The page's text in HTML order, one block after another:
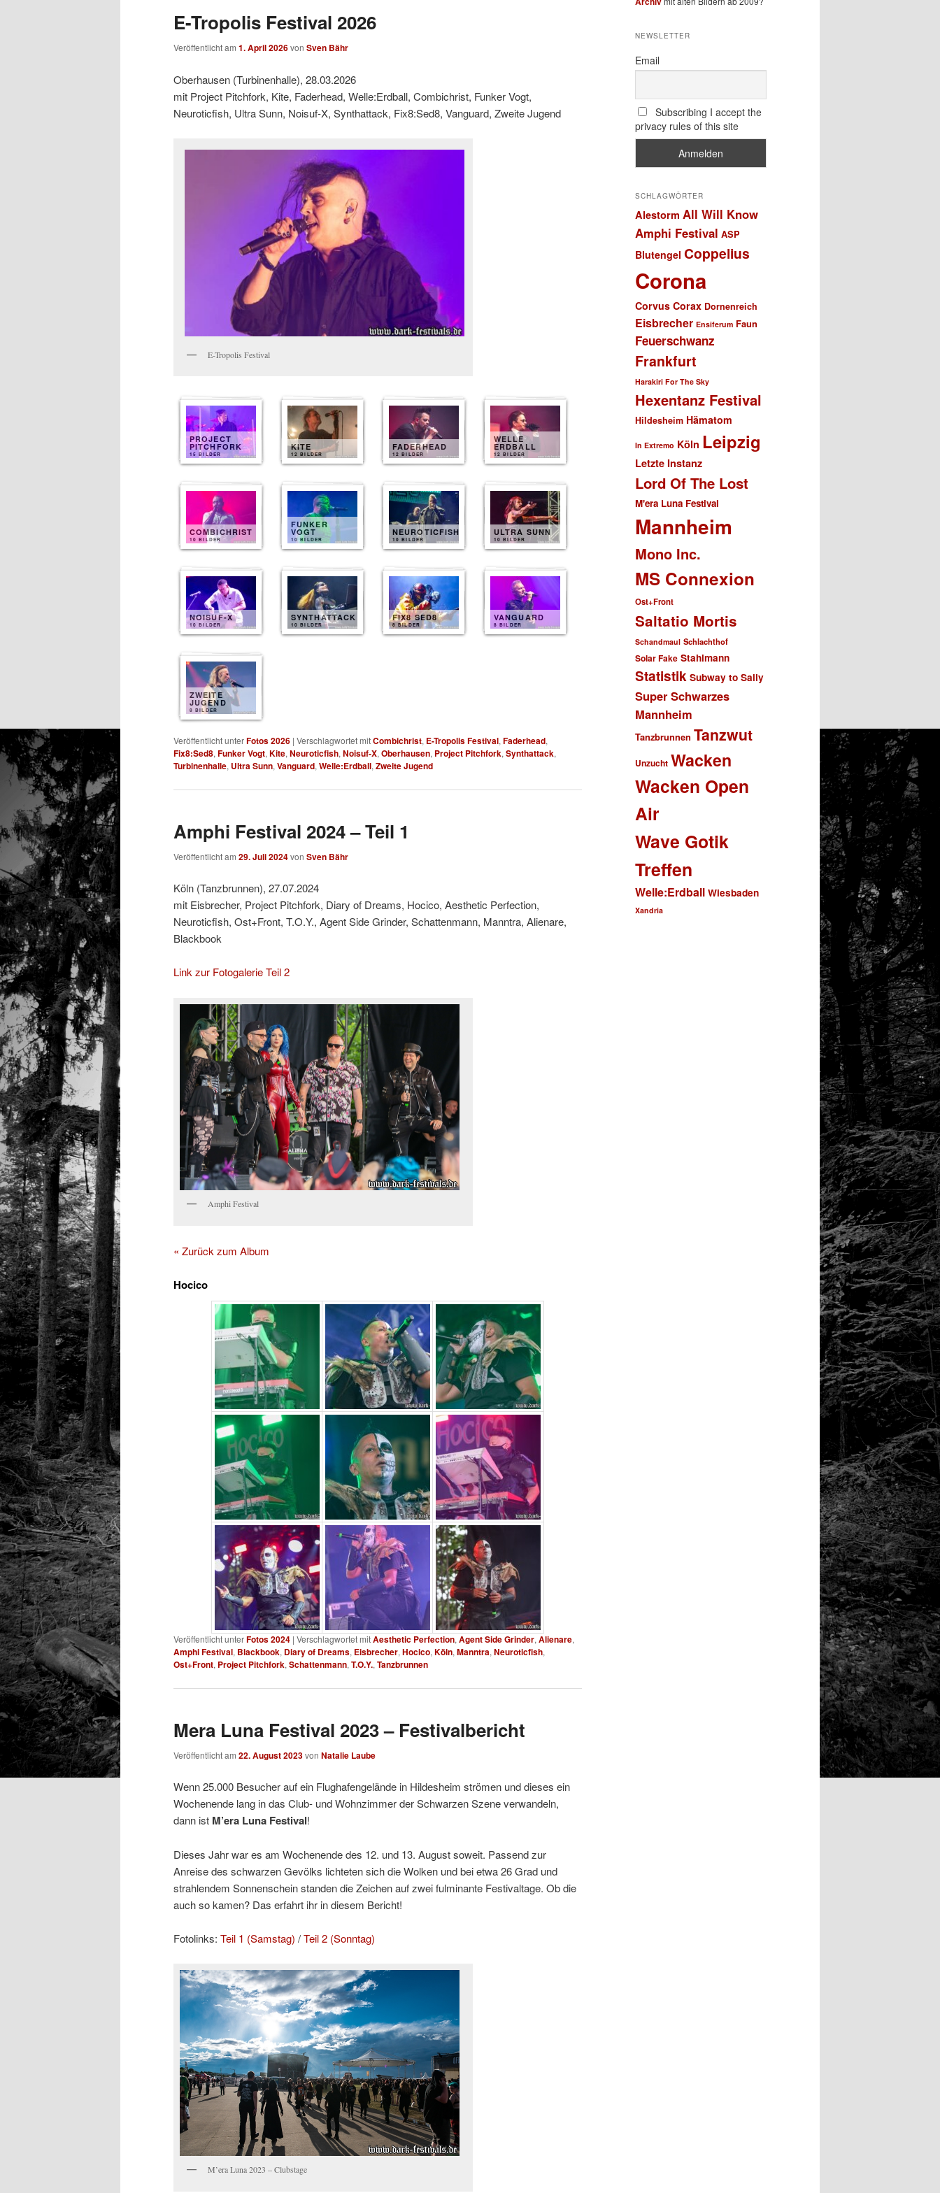
E-Tropolis Festival 2026
Veröffentlicht am 1. April 2026von Sven Bähr
Oberhausen (Turbinenhalle), 28.03.2026
mit Project Pitchfork, Kite, Faderhead, Welle:Erdball, Combichrist, Funker Vogt,
Neuroticfish, Ultra Sunn, Noisuf-X, Synthattack, Fix8:Sed8, Vanguard, Zweite Jugend
E-Tropolis Festival
PROJECT
PITCHFORK
15 BILDER
KITE
12 BILDER
FADERHEAD
12 BILDER
WELLE
ERDBALL
12 BILDER
COMBICHRIST
10 BILDER
FUNKER
VOGT
10 BILDER
NEUROTICFISH
10 BILDER
ULTRA SUNN
10 BILDER
NOISUF-X
10 BILDER
SYNTHATTACK
10 BILDER
FIX8 SED8
8 BILDER
VANGUARD
8 BILDER
ZWEITE
JUGEND
8 BILDER
Veröffentlicht unterFotos 2026 | Verschlagwortet mitCombichrist, E-Tropolis Festival, Faderhead,
Fix8:Sed8, Funker Vogt, Kite, Neuroticfish, Noisuf-X, Oberhausen, Project Pitchfork, Synthattack,
Turbinenhalle, Ultra Sunn, Vanguard, Welle:Erdball, Zweite Jugend
Amphi Festival 2024 – Teil 1
Veröffentlicht am 29. Juli 2024von Sven Bähr
Köln (Tanzbrunnen), 27.07.2024
mit Eisbrecher, Project Pitchfork, Diary of Dreams, Hocico, Aesthetic Perfection,
Neuroticfish, Ost+Front, T.O.Y., Agent Side Grinder, Schattenmann, Manntra, Alienare,
Blackbook
Link zur Fotogalerie Teil 2
Amphi Festival
« Zurück zum Album
Hocico
Veröffentlicht unterFotos 2024 | Verschlagwortet mitAesthetic Perfection,Agent Side Grinder,Alienare,
Amphi Festival, Blackbook, Diary of Dreams, Eisbrecher,Hocico,Köln,Manntra,Neuroticfish,
Ost+Front, Project Pitchfork,Schattenmann,T.O.Y.,Tanzbrunnen
Mera Luna Festival 2023 – Festivalbericht
Veröffentlicht am 22. August 2023von Natalie Laube
Wenn 25.000 Besucher auf ein Flughafengelände in Hildesheim strömen und dieses ein
Wochenende lang in das Club- und Wohnzimmer der Schwarzen Szene verwandeln,
dann ist M’era Luna Festival!
Dieses Jahr war es am Wochenende des 12. und 13. August soweit. Passend zur
Anreise des schwarzen Gevölks lichteten sich die Wolken und bei etwa 26 Grad und
strahlendem Sonnenschein standen die Zeichen auf zwei fulminante Festivaltage. Ob die
auch so kamen? Das erfahrt ihr in diesem Bericht!
Fotolinks: Teil 1 (Samstag) /Teil 2 (Sonntag)
M’era Luna 2023 – Clubstage
NEWSLETTER
Email
Subscribing I accept the
privacy rules of this site
SCHLAGWÖRTER
Alestorm All Will Know
Amphi Festival ASP
Blutengel Coppelius
Corona
Corvus Corax Dornenreich
Eisbrecher Ensiferum Faun
Feuerschwanz
Frankfurt
Harakiri For The Sky
Hexentanz Festival
Hildesheim Hämatom
In Extremo Köln Leipzig
Letzte Instanz
Lord Of The Lost
M'era Luna Festival
Mannheim
Mono Inc.
MS Connexion
Ost+Front
Saltatio Mortis
Schandmaul Schlachthof
Solar Fake Stahlmann
Statistik Subway to Sally
Super Schwarzes
Mannheim
Tanzbrunnen Tanzwut
Unzucht Wacken
Wacken Open
Air
Wave Gotik
Treffen
Welle:Erdball Wiesbaden
Xandria